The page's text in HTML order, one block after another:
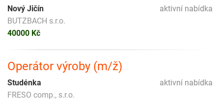
aktivní nabídka
Nový Jičín
BUTZBACH s.r.o.
40000 Kč
Operátor výroby (m/ž)
aktivní nabídka
Studénka
FRESO comp., s.r.o.